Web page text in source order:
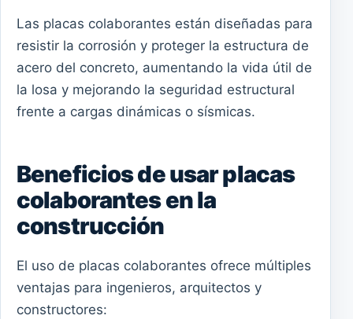
Las placas colaborantes están diseñadas para
resistir la corrosión y proteger la estructura de
acero del concreto, aumentando la vida útil de
la losa y mejorando la seguridad estructural
frente a cargas dinámicas o sísmicas.
Beneficios de usar placas
colaborantes en la
construcción
El uso de placas colaborantes ofrece múltiples
ventajas para ingenieros, arquitectos y
constructores: